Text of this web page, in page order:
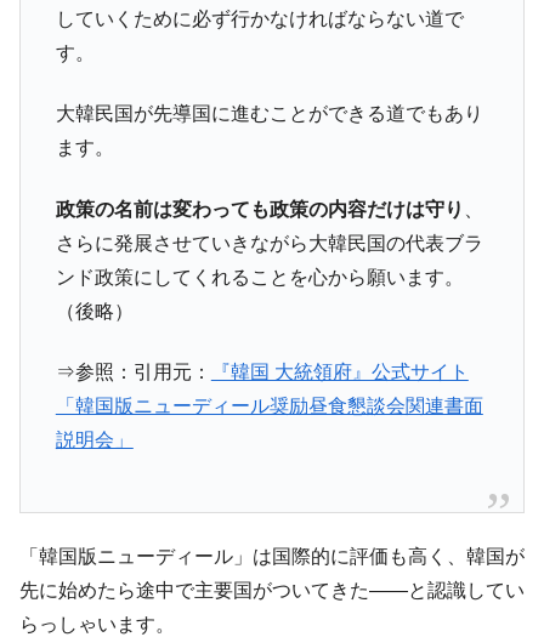
Fact1
夏の甲子園、優勝校を最も多く輩出している都道
Fact1 奇跡の毛色「白毛馬」とは？
Fact1
全て勝つといくら？ 競馬GI競走で勝利騎手がもら
平成仮面ライダーの意外すぎるモチーフとは？
Fact1
発表から2日で大崩壊、鳴かず飛ばずに終わりそう
なスーパーリーグとは？
だった選手とは？
Fact1
甲子園通算本塁打、最多の清原に次いで多く打っ
ている意外な選手とは？
していくために必ず行かなければならない道で
す。
大韓民国が先導国に進むことができる道でもあり
ます。
政策の名前は変わっても政策の内容だけは守り
さらに発展させていきながら大韓民国の代表ブラ
ンド政策にしてくれることを心から願います。
（後略）
⇒参照：引用元：
『韓国 大統領府』公式サイト
「韓国版ニューディール奨励昼食懇談会関連書面
説明会」
「韓国版ニューディール」は国際的に評価も高く、韓国が
先に始めたら途中で主要国がついてきた――と認識してい
らっしゃいます。